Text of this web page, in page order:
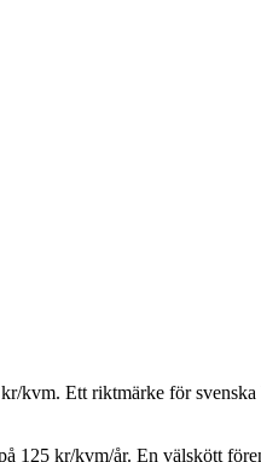
kr/kvm. Ett riktmärke för svenska
125 kr/kvm/år. En välskött